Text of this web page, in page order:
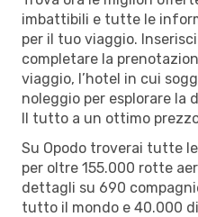
imbattibili e tutte le
per il tuo viaggio.
completare la
viaggio, l’hotel in cui
noleggio per esplorare la
Il tutto a un ottimo
Su Opodo troverai tutte
per oltre 155.000 rotte
dettagli su 690
tutto il mondo e 40.000